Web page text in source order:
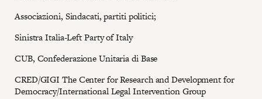
Associazioni, Sindacati, partiti politici;
Sinistra Italia-Left Party of Italy
CUB, Confederazione Unitaria di Base
CRED/GIGI The Center for Research and Development for
Democracy/International Legal Intervention Group